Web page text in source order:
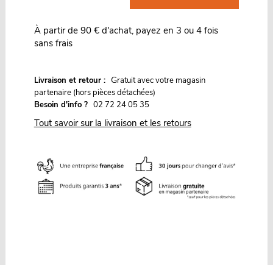
À partir de 90 € d'achat, payez en 3 ou 4 fois
sans frais
Livraison et retour : Gratuit avec votre magasin
partenaire (hors pièces détachées)
Besoin d'info ? 02 72 24 05 35
Tout savoir sur la livraison et les retours